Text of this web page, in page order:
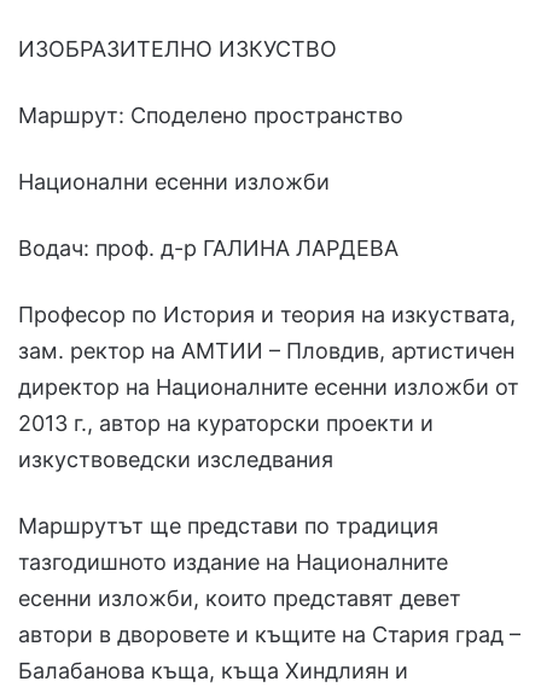
ИЗОБРАЗИТЕЛНО ИЗКУСТВО
Маршрут: Споделено пространство
Национални есенни изложби
Водач: проф. д-р ГАЛИНА ЛАРДЕВА
Професор по История и теория на изкуствата,
зам. ректор на АМТИИ – Пловдив, артистичен
директор на Националните есенни изложби от
2013 г., автор на кураторски проекти и
изкуствоведски изследвания
Маршрутът ще представи по традиция
тазгодишното издание на Националните
есенни изложби, които представят девет
автори в дворовете и къщите на Стария град –
Балабанова къща, къща Хиндлиян и